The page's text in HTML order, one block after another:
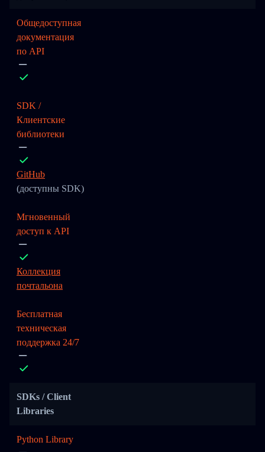
Общедоступная
документация
по API
SDK /
Клиентские
библиотеки
GitHub
(доступны SDK)
Мгновенный
доступ к API
Коллекция
почтальона
Бесплатная
техническая
поддержка 24/7
SDKs / Client
Libraries
Python Library